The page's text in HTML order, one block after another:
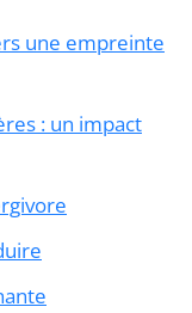
une empreinte
: un impact